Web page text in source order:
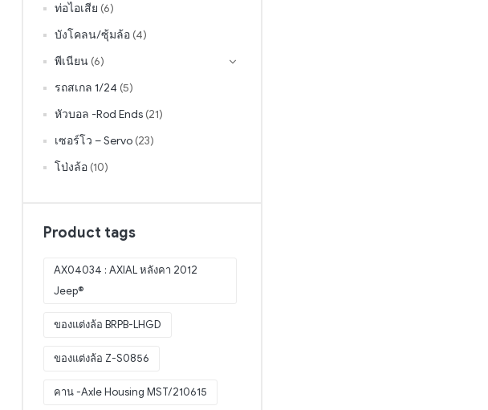
ท่อไอเสีย (6)
บังโคลน/ซุ้มล้อ (4)
พีเนียน (6)
รถสเกล 1/24 (5)
หัวบอล -Rod Ends (21)
เซอร์โว – Servo (23)
โป่งล้อ (10)
Product tags
AX04034 : AXIAL หลังคา 2012
Jeep®
ของแต่งล้อ BRPB-LHGD
ของแต่งล้อ Z-S0856
คาน -Axle Housing MST/210615